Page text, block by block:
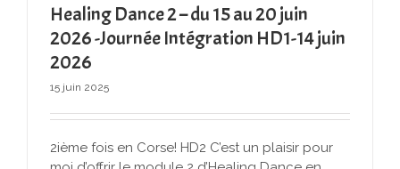
Healing Dance 2 – du 15 au 20 juin
2026 -Journée Intégration HD1-14 juin
2026
15 juin 2025
2ième fois en Corse! HD2 C’est un plaisir pour